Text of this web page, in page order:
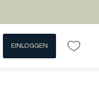
EINLOGGEN